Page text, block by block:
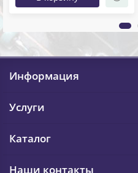
Информация
Услуги
Каталог
Наши контакты